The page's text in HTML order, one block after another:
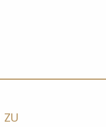
ZU